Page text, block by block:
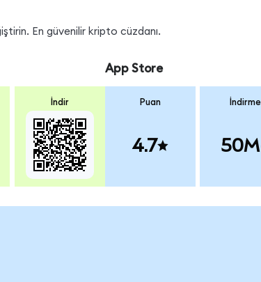
En güvenilir kripto cüzdanı.
İndir
App Store
Puan
4.7
İndirme